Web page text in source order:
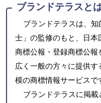
ブランドテラスと
ブランドテラスは、
士」の監修のもと、日
商標公報・登録商標公
広く一般の方々に提供
模の商標情報サービスで
ブランドテラスに掲